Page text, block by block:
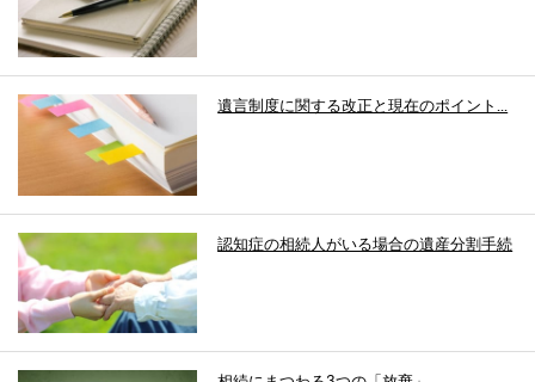
遺言制度に関する改正と現在のポイント...
認知症の相続人がいる場合の遺産分割手続